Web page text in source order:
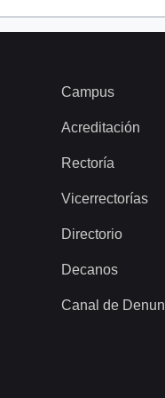
Campus
Acreditación
Rectoría
Vicerrectorías
Directorio
Decanos
Canal de